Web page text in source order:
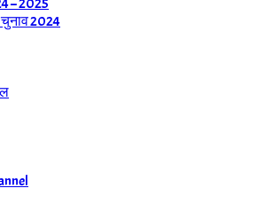
– 2025
2024